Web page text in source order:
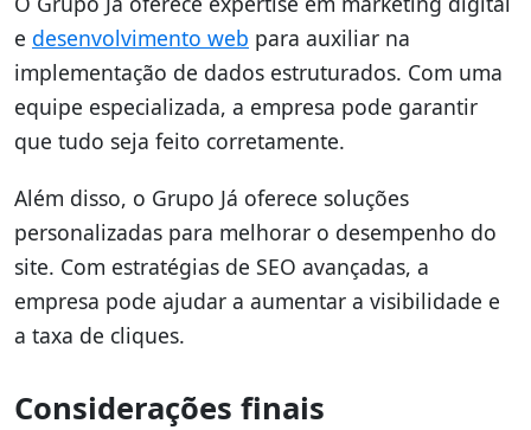
e desenvolvimento web para auxiliar na
implementação de dados estruturados. Com uma
equipe especializada, a empresa pode garantir
que tudo seja feito corretamente.
Além disso, o Grupo Já oferece soluções
personalizadas para melhorar o desempenho do
site. Com estratégias de SEO avançadas, a
empresa pode ajudar a aumentar a visibilidade e
a taxa de cliques.
Considerações finais